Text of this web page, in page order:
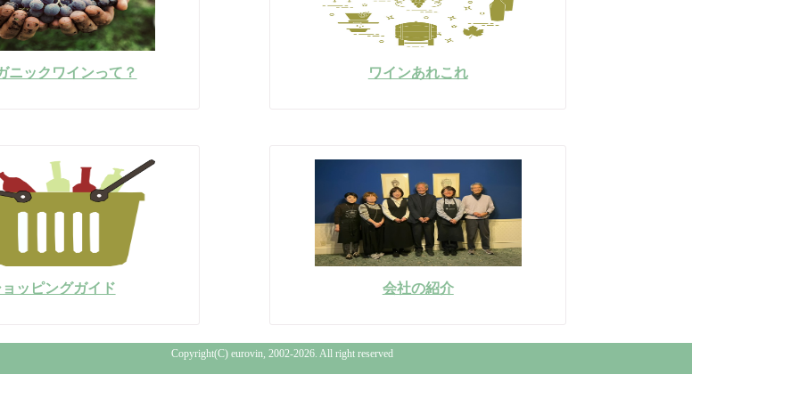
ニックワインって？ ワインあれこれ
ッピングガイド 会社の紹介
Copyright(C) eurovin, 2002-2026. All right reserved